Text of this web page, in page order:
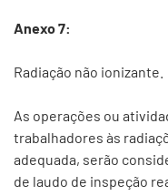
Anexo 7:
Radiação não ionizante.
As operações ou
trabalhadores às
adequada, serão
de laudo de inspeção